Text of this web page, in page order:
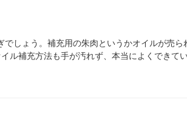
しょう。補充用の朱肉というかオイルが売
ル補充方法も手が汚れず、本当によくできてい